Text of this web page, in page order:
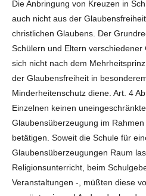
Die Anbringung von Kreuzen in
auch nicht aus der
christlichen Glaubens. Der
Schülern und Eltern
sich nicht nach dem
der Glaubensfreiheit in
Minderheitenschutz diene. Art. 4
Einzelnen keinen
Glaubensüberzeugung im
betätigen. Soweit die Schule für
Glaubensüberzeugungen Raum
Religionsunterricht, beim
Veranstaltungen -, müßten diese